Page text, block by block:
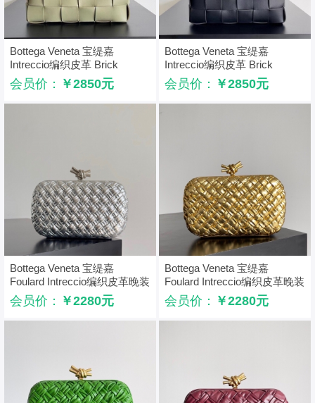
Bottega Veneta 宝缇嘉
Intreccio编织皮革 Brick
Cassette肩背包 洞石绿
会员价： ￥2850元
Bottega Veneta 宝缇嘉
Intreccio编织皮革 Brick
Cassette肩背包 黑色
会员价： ￥2850元
Bottega Veneta 宝缇嘉
Foulard Intreccio编织皮革晚装
包 BV晚宴包 银色
会员价： ￥2280元
Bottega Veneta 宝缇嘉
Foulard Intreccio编织皮革晚装
包 BV晚宴包 金色
会员价： ￥2280元